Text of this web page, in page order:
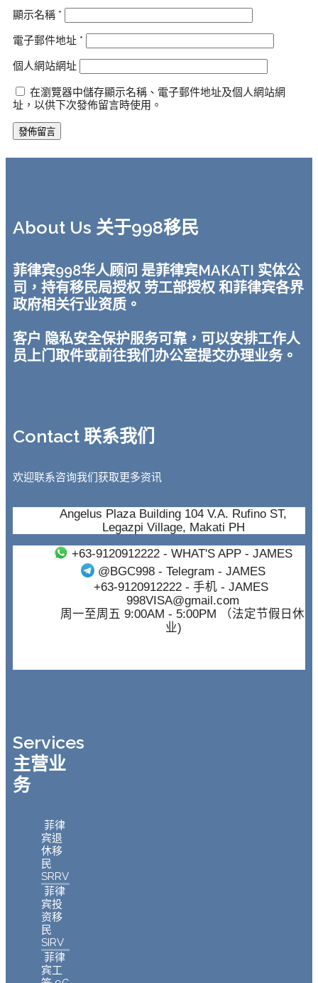
顯示名稱 *
電子郵件地址 *
個人網站網址
在瀏覽器中儲存顯示名稱、電子郵件地址及個人網站網
址，以供下次發佈留言時使用。
About Us 关于998移民
菲律宾998华人顾问 是菲律宾MAKATI 实体公
司，持有移民局授权 劳工部授权 和菲律宾各界
政府相关行业资质。
客户 隐私安全保护服务可靠，可以安排工作人
员上门取件或前往我们办公室提交办理业务。
Contact 联系我们
欢迎联系咨询我们获取更多资讯
Angelus Plaza Building 104 V.A. Rufino ST,
Legazpi Village, Makati PH
+63-9120912222- WHAT'S APP - JAMES
@BGC998 - Telegram - JAMES
+63-9120912222- 手机 - JAMES
998VISA@gmail.com
周一至周五 9:00AM - 5:00PM （法定节假日休
业)
Services
主营业
务
菲律
宾退
休移
民
SRRV
菲律
宾投
资移
民
SIRV
菲律
宾工